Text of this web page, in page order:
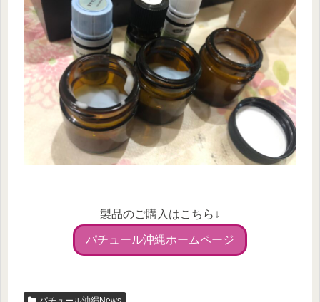
製品のご購入はこちら↓
パチュール沖縄ホームページ